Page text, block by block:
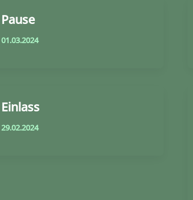
Pause
01.03.2024
Einlass
29.02.2024